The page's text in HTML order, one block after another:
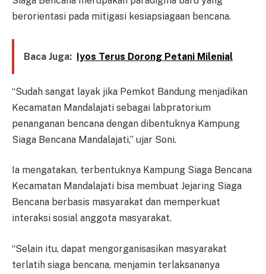
berorientasi pada mitigasi kesiapsiagaan bencana.
Baca Juga: Iyos Terus Dorong Petani Milenial
“Sudah sangat layak jika Pemkot Bandung menjadikan
Kecamatan Mandalajati sebagai labpratorium
penanganan bencana dengan dibentuknya Kampung
Siaga Bencana Mandalajati,” ujar Soni.
Ia mengatakan, terbentuknya Kampung Siaga Bencana
Kecamatan Mandalajati bisa membuat Jejaring Siaga
Bencana berbasis masyarakat dan memperkuat
interaksi sosial anggota masyarakat.
“Selain itu, dapat mengorganisasikan masyarakat
terlatih siaga bencana, menjamin terlaksananya